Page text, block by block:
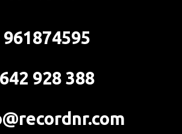
961874595
642 928 388